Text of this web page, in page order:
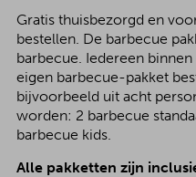
Gratis thuisbezorgd en
bestellen. De barbecue
barbecue. Iedereen
eigen barbecue-pakket
bijvoorbeeld uit acht
worden: 2 barbecue
barbecue kids.
Alle pakketten zijn